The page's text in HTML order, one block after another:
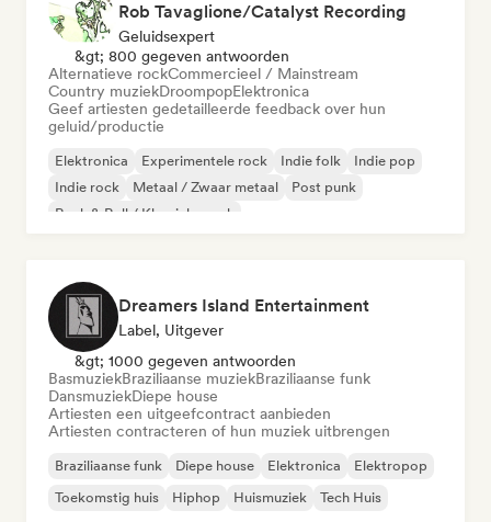
Rob Tavaglione/Catalyst Recording
Geluidsexpert
&gt; 800 gegeven antwoorden
Alternatieve rockCommercieel / Mainstream
Country muziekDroompopElektronica
Geef artiesten gedetailleerde feedback over hun
geluid/productie
Elektronica Experimentele rock Indie folk
Indie pop
Indie rock
Metaal / Zwaar metaal
Post punk
Rock & Roll / Klassieke rock
Dreamers Island Entertainment
Label, Uitgever
&gt; 1000 gegeven antwoorden
BasmuziekBraziliaanse muziekBraziliaanse funk
DansmuziekDiepe house
Artiesten een uitgeefcontract aanbieden
Artiesten contracteren of hun muziek uitbrengen
Braziliaanse funk Diepe house Elektronica
Elektropop
Toekomstig huis
Hiphop Huismuziek Tech Huis